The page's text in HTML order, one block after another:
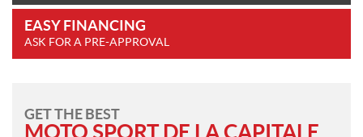
EASY FINANCING
ASK FOR A PRE-APPROVAL
GET THE BEST
MOTO SPORT DE LA CAPITALE